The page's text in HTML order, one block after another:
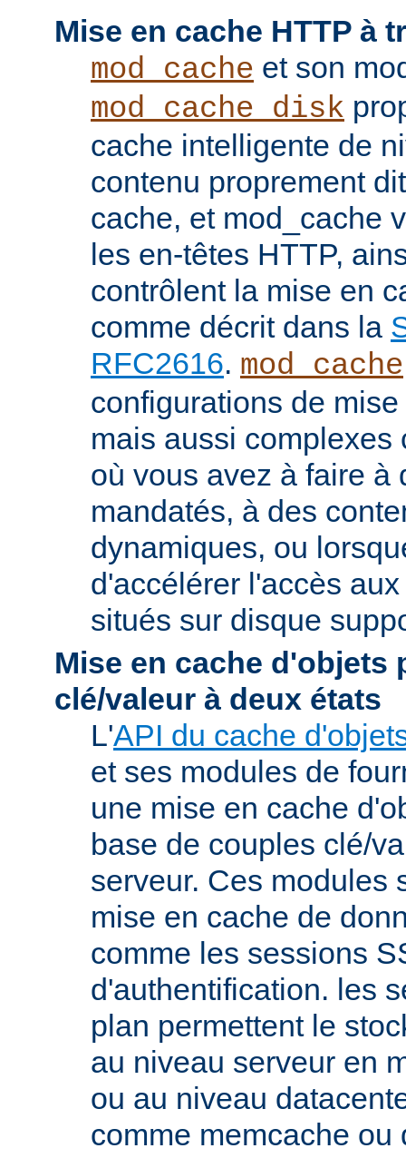
Mise en cache HTTP à
mod_cache et son
mod_cache_disk
cache intelligente de
contenu proprement
cache, et mod_cache
les en-têtes HTTP,
contrôlent la mise en
comme décrit dans la
RFC2616. mod_cache
configurations de
mais aussi complexes
où vous avez à faire à
mandatés, à des
dynamiques, ou
d'accélérer l'accès
situés sur disque
Mise en cache d'objets
clé/valeur à deux états
L'API du cache
et ses modules de
une mise en cache
base de couples clé/
serveur. Ces modules
mise en cache de
comme les sessions
d'authentification. les
plan permettent le
au niveau serveur en
ou au niveau
comme memcache ou